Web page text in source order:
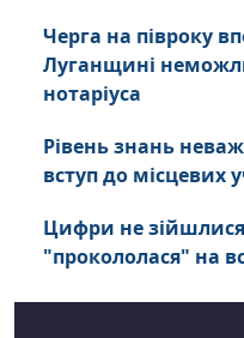
Черга на півроку
Луганщині
нотаріуса
Рівень знань
вступ до місцевих
Цифри не
"прокололася" на